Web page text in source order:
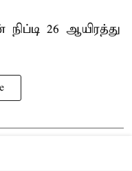
நிப்டி 26 ஆயிரத்து